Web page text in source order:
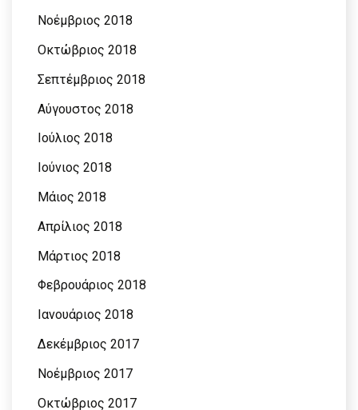
Νοέμβριος 2018
Οκτώβριος 2018
Σεπτέμβριος 2018
Αύγουστος 2018
Ιούλιος 2018
Ιούνιος 2018
Μάιος 2018
Απρίλιος 2018
Μάρτιος 2018
Φεβρουάριος 2018
Ιανουάριος 2018
Δεκέμβριος 2017
Νοέμβριος 2017
Οκτώβριος 2017